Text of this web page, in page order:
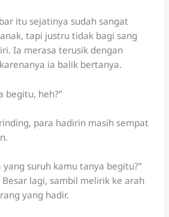
itu sejatinya sudah sangat
tapi justru tidak bagi sang
Ia merasa terusik dengan
ia balik bertanya.
begitu, heh?”
para hadirin masih sempat
yang suruh kamu tanya begitu?”
lagi, sambil melirik ke arah
yang hadir.